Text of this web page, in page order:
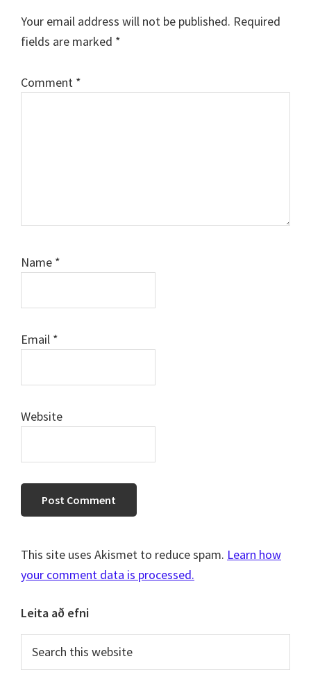
Your email address will not be published. Required
fields are marked *
Comment *
Name *
Email *
Website
This site uses Akismet to reduce spam. Learn how
your comment data is processed.
Primary
Sidebar
Leita að efni
this